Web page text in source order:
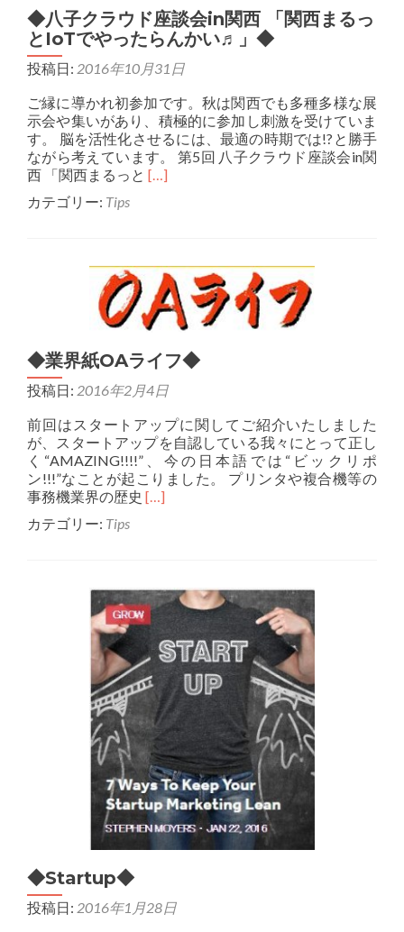
会
◆八子クラウド座談会in関西 「関西まるっ
とIoTでやったらんかい♬」◆
投稿日: 2016年10月31日
ご縁に導かれ初参加です。秋は関西でも多種多様な展
示会や集いがあり、積極的に参加し刺激を受けていま
す。 脳を活性化させるには、最適の時期では!?と勝手
ながら考えています。 第5回 八子クラウド座談会in関
西 「関西まるっと Read
子
ク
ラ
ウ
ド
座
談
会
関
西
「関
西
ま
で
や
っ
た
ら
ん
か
い
♬」
◆
[…]
カテゴリー: Tips
◆業界紙OAライフ◆
投稿日: 2016年2月4日
前回はスタートアップに関してご紹介いたしました
が、スタートアップを自認している我々にとって正し
く“AMAZING!!!!”、今の日本語では“ビックリポ
ン!!!”なことが起こりました。 プリンタや複合機等の
事務機業界の歴史 Read
界
紙
OA
イ
フ
◆
[…]
カテゴリー: Tips
◆Startup◆
投稿日: 2016年1月28日